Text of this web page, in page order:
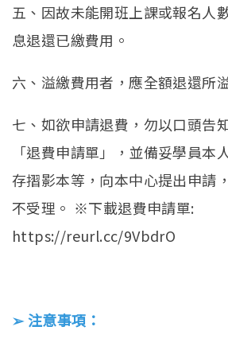
五、因故未能開班上課或報名人
息退還已繳費用。
六、溢繳費用者，應全額退還所
七、如欲申請退費，勿以口頭告
「退費申請單」，並備妥學員本
存摺影本等，向本中心提出申請
不受理。 ※下載退費申請單:
https://reurl.cc/9VbdrO
➢ 注意事項：